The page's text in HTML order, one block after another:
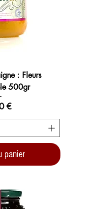
: Fleurs
500gr
€
panier